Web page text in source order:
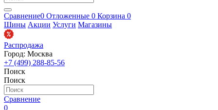
Сравнение0 Отложенные 0 Корзина 0
Шины Акции Услуги Магазины
Распродажа
Город: Москва
+7 (499) 288-85-56
Поиск
Поиск
Сравнение
0